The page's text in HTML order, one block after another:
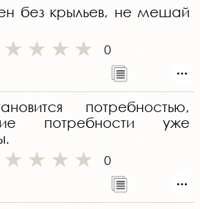
без крыльев, не мешай
0
потребностью,
потребности уже
0